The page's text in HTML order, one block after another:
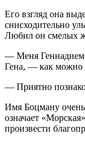
Его взгляд она
снисходительно
Любил он смелых
— Меня Геннадием
Гена, — как можно
— Приятно
Имя Боцману
означает
произвести